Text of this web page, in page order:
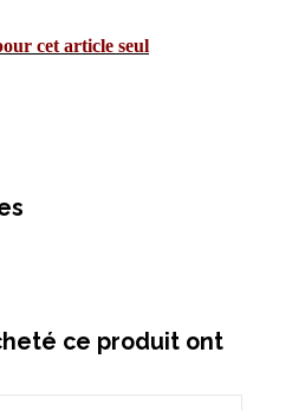
cet article seul
ce produit ont